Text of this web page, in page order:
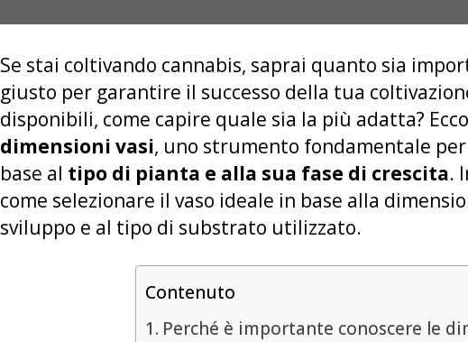
Se stai coltivando cannabis, saprai quanto sia
giusto per garantire il successo della tua
disponibili, come capire quale sia la più adatta?
dimensioni vasi, uno strumento fondamentale
base al tipo di pianta e alla sua fase di crescita.
come selezionare il vaso ideale in base alla
sviluppo e al tipo di substrato utilizzato.
Contenuto
Perché è importante conoscere le